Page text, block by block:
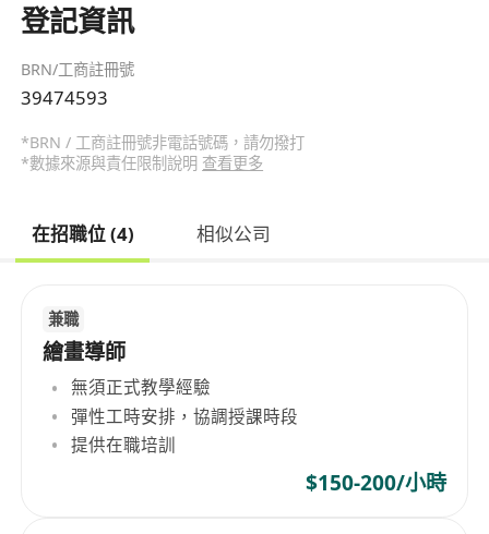
登記資訊
BRN/工商註冊號
39474593
*BRN / 工商註冊號非電話號碼，請勿撥打
*數據來源與責任限制說明 查看更多
在招職位 (4) 相似公司
兼職
繪畫導師
無須正式教學經驗
彈性工時安排，協調授課時段
提供在職培訓
$150-200/小時